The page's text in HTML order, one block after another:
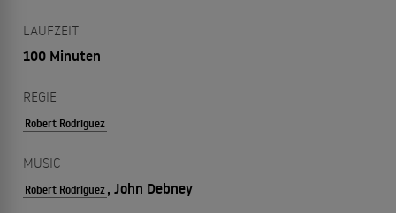
LAUFZEIT
100 Minuten
REGIE
Robert Rodriguez
MUSIC
Robert Rodriguez, John Debney